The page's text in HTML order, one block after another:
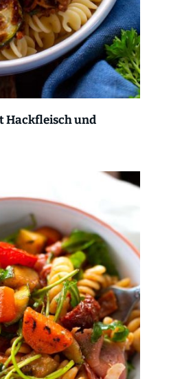
Hackfleisch und